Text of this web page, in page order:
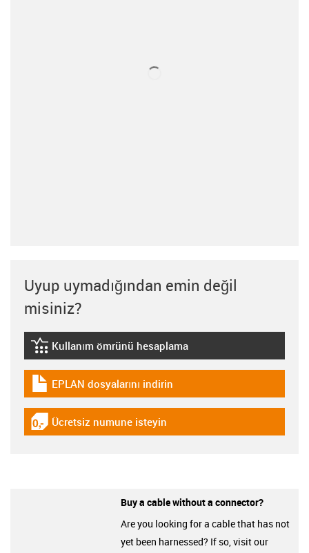
Uyup uymadığından emin değil
misiniz?
igus-icon-lebensdauerrechner
Kullanım ömrünü hesaplama
igus-icon-download-plan
EPLAN dosyalarını indirin
igus-icon-gratismuster
Ücretsiz numune isteyin
Buy a cable without a connector?
Are you looking for a cable that has not
yet been harnessed? If so, visit our